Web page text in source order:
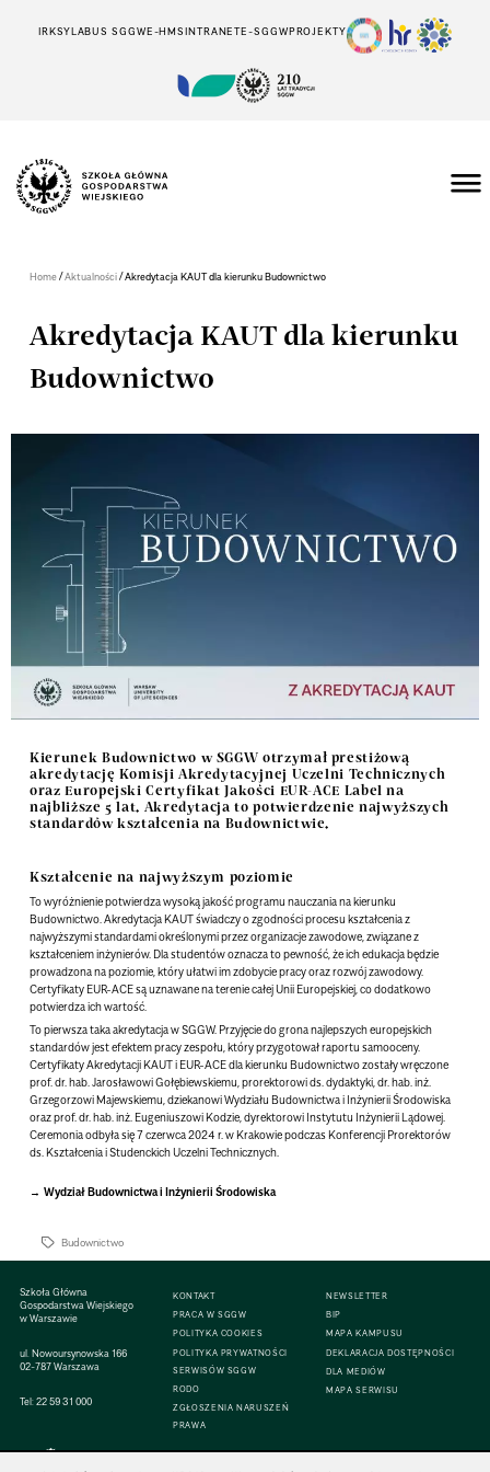
IRKSYLABUS SGGWE-HMSINTRANETE-SGGWPROJEKTY
Home/Aktualności/Akredytacja KAUT dla kierunku Budownictwo
Akredytacja KAUT dla kierunku
Budownictwo
Kierunek Budownictwo w SGGW otrzymał prestiżową
akredytację Komisji Akredytacyjnej Uczelni Technicznych
oraz Europejski Certyfikat Jakości EUR-ACE Label na
najbliższe 5 lat. Akredytacja to potwierdzenie najwyższych
standardów kształcenia na Budownictwie.
Kształcenie na najwyższym poziomie
To wyróżnienie potwierdza wysoką jakość programu nauczania na kierunku
Budownictwo.Akredytacja KAUT świadczy o zgodności procesu kształcenia z
najwyższymi standardami określonymi przez organizacje zawodowe, związane z
kształceniem inżynierów. Dla studentów oznacza to pewność, że ich edukacja będzie
prowadzona na poziomie, który ułatwi im zdobycie pracy oraz rozwój zawodowy.
Certyfikaty EUR-ACE są uznawane na terenie całej Unii Europejskiej, co dodatkowo
potwierdza ich wartość.
To pierwsza taka akredytacja w SGGW. Przyjęcie do grona najlepszych europejskich
standardów jest efektem pracy zespołu, który przygotował raportu samooceny.
Certyfikaty Akredytacji KAUT i EUR-ACE dla kierunku Budownictwo zostały wręczone
prof. dr. hab. Jarosławowi Gołębiewskiemu, prorektorowi ds. dydaktyki, dr. hab. inż.
Grzegorzowi Majewskiemu, dziekanowi Wydziału Budownictwa i Inżynierii Środowiska
oraz prof. dr. hab. inż. Eugeniuszowi Kodzie, dyrektorowi Instytutu Inżynierii Lądowej.
Ceremonia odbyła się 7 czerwca 2024 r. w Krakowie podczas Konferencji Prorektorów
ds. Kształcenia i Studenckich Uczelni Technicznych.
Wydział Budownictwa i Inżynierii Środowiska
Budownictwo
Szkoła Główna
Gospodarstwa Wiejskiego
w Warszawie
ul. Nowoursynowska 166
02-787 Warszawa
Tel:22 59 31 000
KONTAKT
PRACA W SGGW
POLITYKA COOKIES
POLITYKA PRYWATNOŚCI
SERWISÓW SGGW
RODO
ZGŁOSZENIA NARUSZEŃ
PRAWA
NEWSLETTER
BIP
MAPA KAMPUSU
DEKLARACJA DOSTĘPNOŚCI
DLA MEDIÓW
MAPA SERWISU